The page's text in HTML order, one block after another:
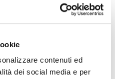
contenuti ed
dei social media e per
aggiunto il presidente – è
luce degli eventi che
Cotarella – in questi
alle condizioni più